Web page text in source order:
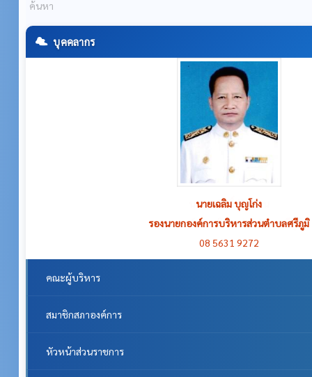
บุคคลากร
นายเฉลิม บุญโก่ง
รองนายกองค์การบริหารส่วนตำบลศรีภูมิ
08 5631 9272
คณะผู้บริหาร
สมาชิกสภาองค์การ
หัวหน้าส่วนราชการ